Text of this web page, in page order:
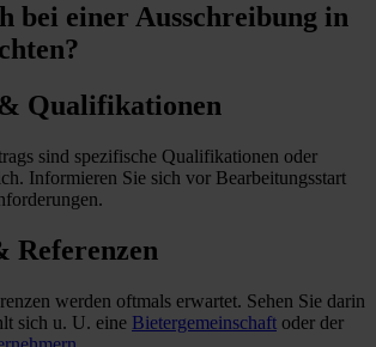
bei einer Ausschreibung in
Qualifikationen
sind spezifische Qualifikationen oder
Informieren Sie sich vor Bearbeitungsstart
Referenzen
werden oftmals erwartet. Sehen Sie darin
sich u. U. eine Bietergemeinschaft oder der